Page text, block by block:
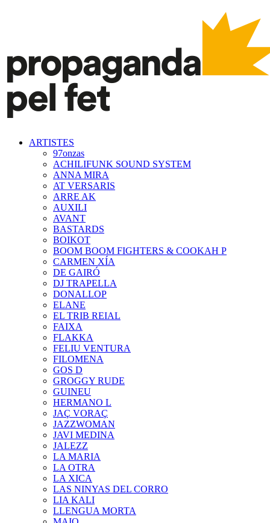
ARTISTES
97onzas
ACHILIFUNK SOUND SYSTEM
ANNA MIRA
AT VERSARIS
ARRE AK
AUXILI
AVANT
BASTARDS
BOIKOT
BOOM BOOM FIGHTERS & COOKAH P
CARMEN XÍA
DE GAIRÓ
DJ TRAPELLA
DONALLOP
ELANE
EL TRIB REIAL
FAIXA
FLAKKA
FELIU VENTURA
FILOMENA
GOS D
GROGGY RUDE
GUINEU
HERMANO L
JAÇ VORAÇ
JAZZWOMAN
JAVI MEDINA
JALEZZ
LA MARIA
LA OTRA
LA XICA
LAS NINYAS DEL CORRO
LIA KALI
LLENGUA MORTA